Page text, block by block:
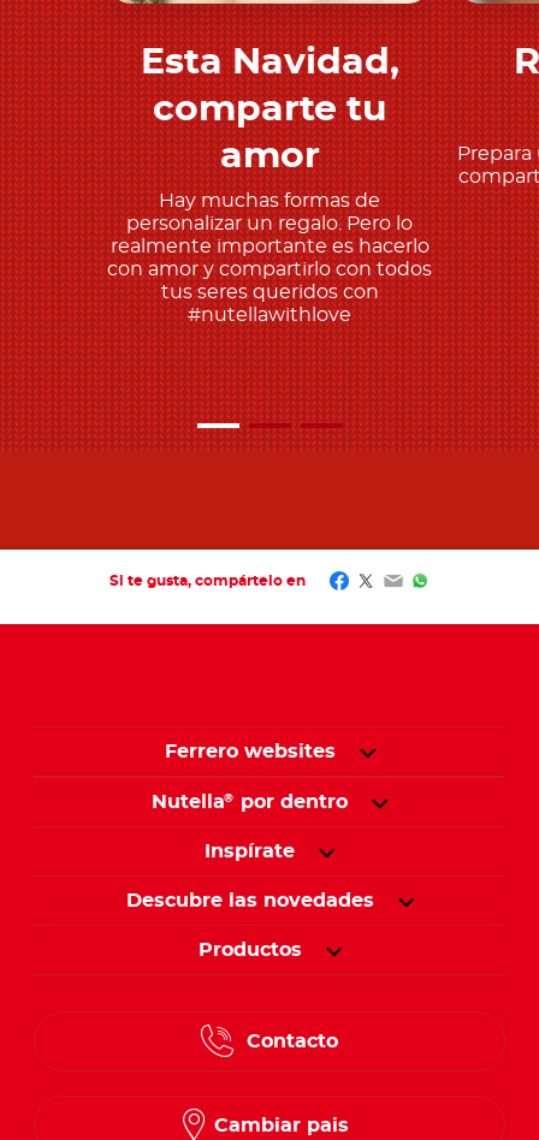
Descubre más
Esta Navidad,
comparte tu
amor
Hay muchas formas de
personalizar un regalo. Pero lo
realmente importante es hacerlo
con amor y compartirlo con todos
tus seres queridos con
#nutellawithlove
Prepara
Si te gusta, compártelo en Facebook
Twitter
EmailWhatsApp
Ferrero websites
Nutella® por dentro
Inspírate
Descubre las novedades
Productos
Contacto
Cambiar pais